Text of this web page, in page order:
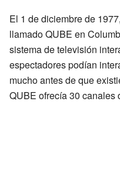
El 1 de diciembre de
llamado QUBE en
sistema de televisión
espectadores podían
mucho antes de que
QUBE ofrecía 30 canales